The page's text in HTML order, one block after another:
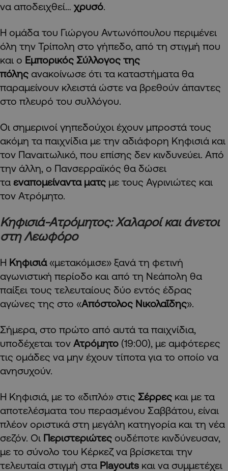
να αποδειχθεί… χρυσό.
Η ομάδα του Γιώργου Αντωνόπουλου περιμένει
όλη την Τρίπολη στο γήπεδο, από τη στιγμή που
και ο Εμπορικός Σύλλογος της
πόλης ανακοίνωσε ότι τα καταστήματα θα
παραμείνουν κλειστά ώστε να βρεθούν άπαντες
στο πλευρό του συλλόγου.
Οι σημερινοί γηπεδούχοι έχουν μπροστά τους
ακόμη τα παιχνίδια με την αδιάφορη Κηφισιά και
τον Παναιτωλικό, που επίσης δεν κινδυνεύει. Από
την άλλη, ο Πανσερραϊκός θα δώσει
τα εναπομείναντα ματς με τους Αγρινιώτες και
τον Ατρόμητο.
Κηφισιά-Ατρόμητος: Χαλαροί και άνετοι
στη Λεωφόρο
Η Κηφισιά«μετακόμισε» ξανά τη φετινή
αγωνιστική περίοδο και από τη Νεάπολη θα
παίξει τους τελευταίους δύο εντός έδρας
αγώνες της στο «Απόστολος Νικολαΐδης».
Σήμερα, στο πρώτο από αυτά τα παιχνίδια,
υποδέχεται τον Ατρόμητο (19:00), με αμφότερες
τις ομάδες να μην έχουν τίποτα για το οποίο να
ανησυχούν.
Η Κηφισιά, με το «διπλό» στις Σέρρες και με τα
αποτελέσματα του περασμένου Σαββάτου, είναι
πλέον οριστικά στη μεγάλη κατηγορία και τη νέα
σεζόν. Οι Περιστεριώτες ουδέποτε κινδύνευσαν,
με το σύνολο του Κέρκεζ να βρίσκεται την
τελευταία στιγμή στα Playouts και να συμμετέχει